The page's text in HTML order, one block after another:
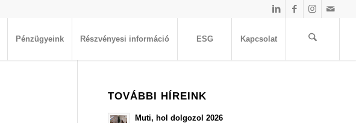
Pénzügyeink Részvényesi információ ESG Kapcsolat
TOVÁBBI HÍREINK
Muti, hol dolgozol 2026